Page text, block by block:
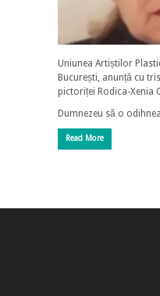
Uniunea Artiștilor
București, anunță cu
pictoriței Rodica-Xenia
Dumnezeu să o
Read More